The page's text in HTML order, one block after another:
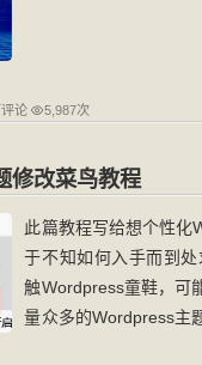
论 5,987次
修改菜鸟教程
此篇教程写给想个性化
于不知如何入手而到
触Wordpress童鞋，可
量众多的Wordpress主